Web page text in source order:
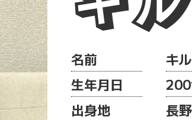
名前
キ
生年月日
出身地
長